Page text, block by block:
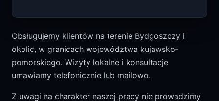
Obsługujemy klientów na terenie Bydgoszczy i
okolic, w granicach województwa kujawsko-
pomorskiego. Wizyty lokalne i konsultacje
umawiamy telefonicznie lub mailowo.
Z uwagi na charakter naszej pracy nie prowadzimy